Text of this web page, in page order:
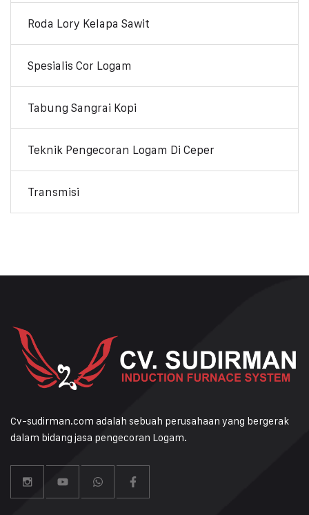
Roda Lory Kelapa Sawit
Spesialis Cor Logam
Tabung Sangrai Kopi
Teknik Pengecoran Logam Di Ceper
Transmisi
Cv-sudirman.com adalah sebuah perusahaan yang bergerak
dalam bidang jasa pengecoran Logam.